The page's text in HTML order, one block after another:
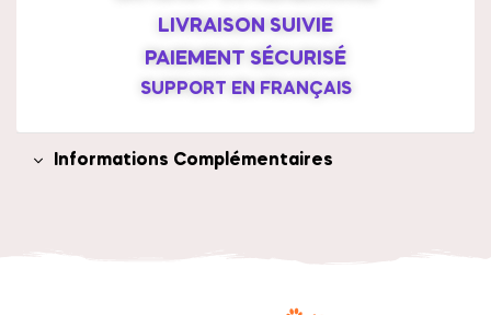
LIVRAISON SUIVIE
PAIEMENT SÉCURISÉ
SUPPORT EN FRANÇAIS
Informations Complémentaires